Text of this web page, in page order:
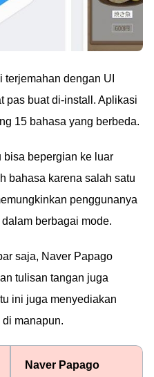
dengan UI
pas buat di-install. Aplikasi
15 bahasa yang berbeda.
bisa bepergian ke luar
bahasa karena salah satu
penggunanya
berbagai mode.
saja, Naver Papago
tulisan tangan juga
ini juga menyediakan
manapun.
Naver Papago